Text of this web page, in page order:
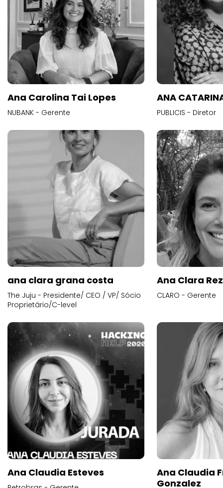
Ana Carolina Tai Lopes
NUBANK - Gerente
ANA
PUBLICIS - Diretor
ana clara grana costa
The Juju - Presidente/ CEO / VP/ Sócio
Proprietário/C-level
Ana Clara
CLARO - Gerente
Ana Claudia Esteves
Ana Claudia
Gonzalez